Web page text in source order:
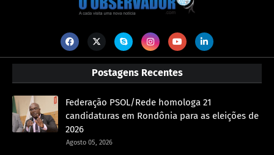
Postagens Recentes
Federação PSOL/Rede homologa 21
candidaturas em Rondônia para as eleições de
2026
Agosto 05, 2026